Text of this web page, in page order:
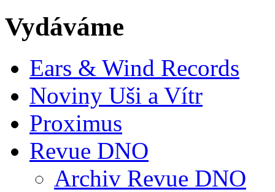
Vydáváme
Ears & Wind Records
Noviny Uši a Vítr
Proximus
Revue DNO
Archiv Revue DNO